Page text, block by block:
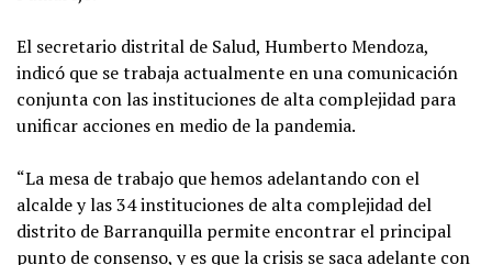
El secretario distrital de Salud, Humberto Mendoza,
indicó que se trabaja actualmente en una comunicación
conjunta con las instituciones de alta complejidad para
unificar acciones en medio de la pandemia.
“La mesa de trabajo que hemos adelantando con el
alcalde y las 34 instituciones de alta complejidad del
distrito de Barranquilla permite encontrar el principal
punto de consenso, y es que la crisis se saca adelante con